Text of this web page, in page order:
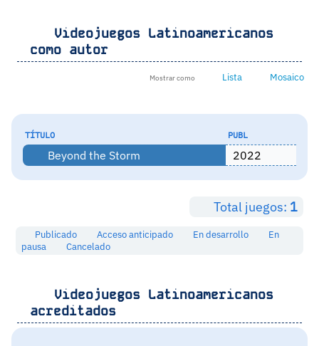
Videojuegos Latinoamericanos
como autor
Mostrar como Lista Mosaico
TÍTULO PUBL
Beyond the Storm 2022
Total juegos: 1
Publicado Acceso anticipado En desarrollo
En
pausa
Cancelado
Videojuegos Latinoamericanos
acreditados